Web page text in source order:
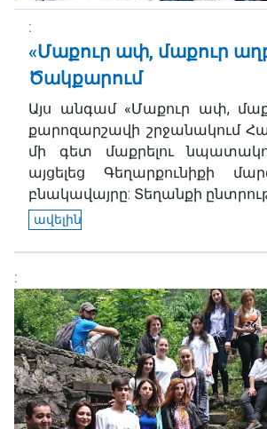
«Մաքուր ափ, մաքուր
Ծակքարում
Այս անգամ «Մաքուր ափ,
քարոզարշավի շրջանակում
մի գետ մաքրելու
այցելեց Գեղարքունիքի
բնակավայրը: Տեղանքի
ավելին